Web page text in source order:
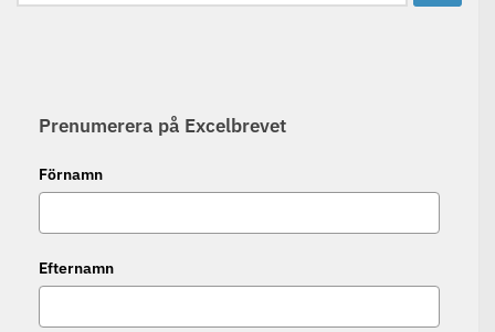
Prenumerera på Excelbrevet
Förnamn
Efternamn